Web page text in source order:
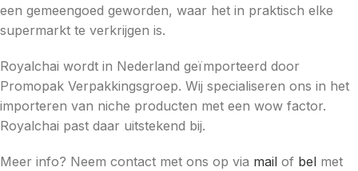
een gemeengoed geworden, waar het in praktisch elke
supermarkt te verkrijgen is.
Royalchai wordt in Nederland geïmporteerd door
Promopak Verpakkingsgroep. Wij specialiseren ons in het
importeren van niche producten met een wow factor.
Royalchai past daar uitstekend bij.
Meer info? Neem contact met ons op via mail of bel met